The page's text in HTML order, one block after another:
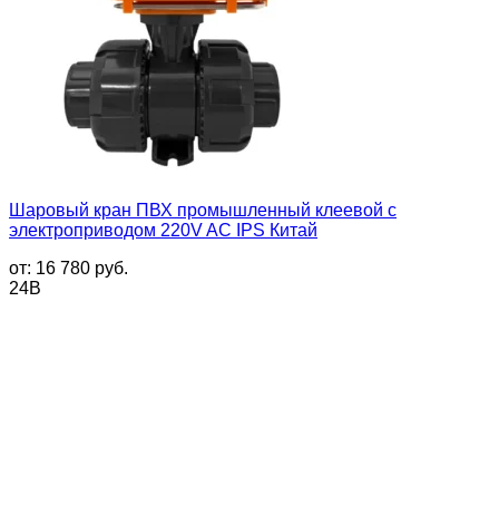
Шаровый кран ПВХ промышленный клеевой с
электроприводом 220V AC IPS Китай
от: 16 780 руб.
24В